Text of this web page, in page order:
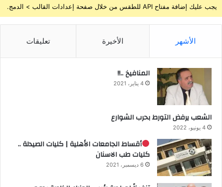
يجب عليك إضافة مفتاح API للطقس من خلال صفحة إعدادات القالب > الدمج.
الأشهر الأخيرة تعليقات
المنافيخ ..!!
4 يناير، 2021
الشعب يرفض التورط بحرب الشوارع
4 يونيو، 2022
أقساط الجامعات الأهلية | كليات الصيدلة ..
كليات طب الاسنان
6 ديسمبر، 2021